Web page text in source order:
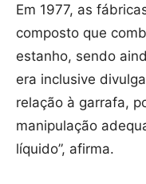
Em 1977, as
composto que
estanho, sendo
era inclusive
relação à garrafa,
manipulação
líquido”, afirma.